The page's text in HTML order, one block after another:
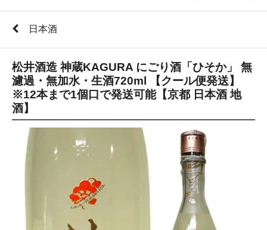
日本酒
松井酒造 神蔵KAGURA にごり酒「ひそか」 無
濾過・無加水・生酒720ml 【クール便発送】
※12本まで1個口で発送可能【京都 日本酒 地
酒】